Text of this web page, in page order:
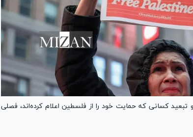
تبعید کسانی که حمایت خود را از فلسطین اعلام کرده‌اند، فصلی